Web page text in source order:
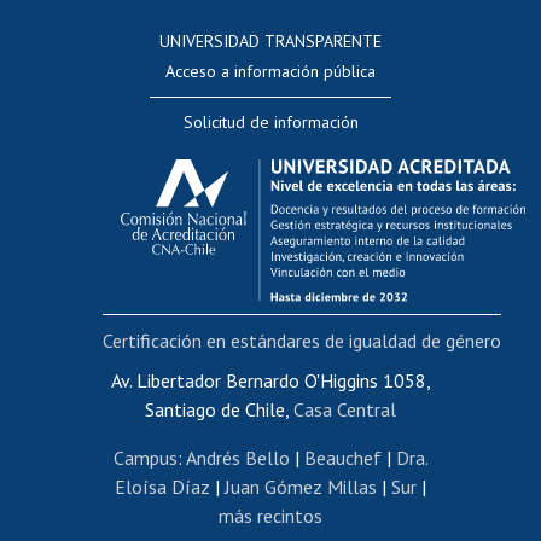
Evaluación docente
Calificación académica
Postulación al AUCAI
Funcionarias/os
Cursos internos de capacitación
Bienestar del personal
Portal de movilidad interna
Certificado de renta
Certificado de renta honorarios
Editar páginas blancas
Extranjeras/os
UNIVERSIDAD TRANSPARENTE
Acceso a información pública
Solicitud de información
Av. Libertador Bernardo O'Higgins 1058,
Santiago de Chile, Casa Central
Campus: Andrés Bello | Beauchef| Dra.
Eloísa Díaz |Juan Gómez Millas | Sur |
más recintos
Certificación en estándares de igualdad de género